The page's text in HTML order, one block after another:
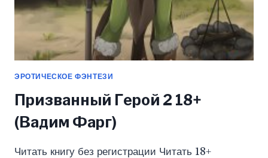
ЭРОТИЧЕСКОЕ ФЭНТЕЗИ
Призванный Герой 2 18+
(Вадим Фарг)
Читать книгу без регистрации Читать 18+